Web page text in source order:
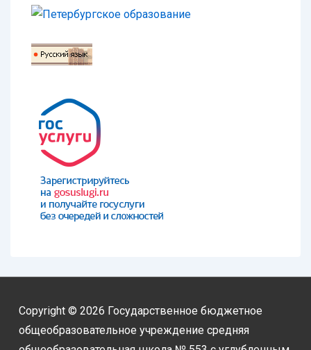
Copyright © 2026 Государственное бюджетное
общеобразовательное учреждение средняя